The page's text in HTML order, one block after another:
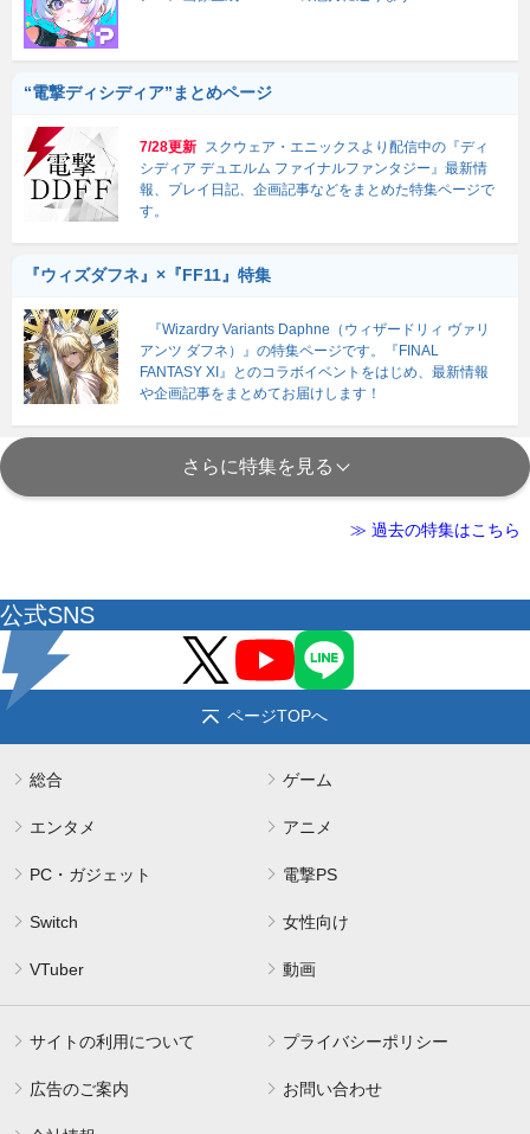
“電撃ディシディア”まとめページ
7/28更新
スクウェア・エニックスより配信中の『ディ
シディア デュエルム ファイナルファンタジー』最新情
報、プレイ日記、企画記事などをまとめた特集ページで
す。
『ウィズダフネ』×『FF11』特集
『Wizardry Variants Daphne（ウィザードリィ ヴァリ
アンツ ダフネ）』の特集ページです。『FINAL
FANTASY XI』とのコラボイベントをはじめ、最新情報
や企画記事をまとめてお届けします！
さらに特集を見る
≫ 過去の特集はこちら
公式SNS
ページTOPへ
総合 ゲーム
エンタメ アニメ
PC・ガジェット 電撃PS
Switch 女性向け
VTuber 動画
サイトの利用について プライバシーポリシー
広告のご案内 お問い合わせ